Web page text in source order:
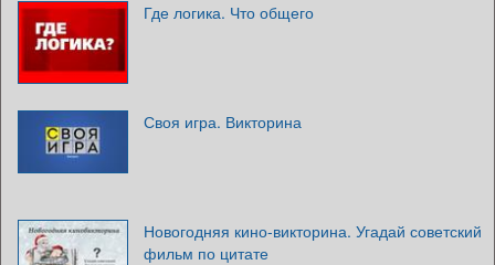
Где логика. Что общего
Своя игра. Викторина
Новогодняя кино-викторина. Угадай советский
фильм по цитате